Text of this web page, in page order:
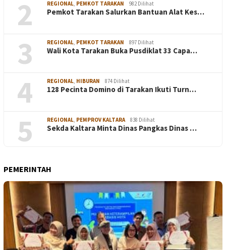
2 REGIONAL, PEMKOT TARAKAN 982 Dilihat
Pemkot Tarakan Salurkan Bantuan Alat Kes…
3 REGIONAL, PEMKOT TARAKAN 897 Dilihat
Wali Kota Tarakan Buka Pusdiklat 33 Capa…
4 REGIONAL, HIBURAN 874 Dilihat
128 Pecinta Domino di Tarakan Ikuti Turn…
5 REGIONAL, PEMPROV KALTARA 838 Dilihat
Sekda Kaltara Minta Dinas Pangkas Dinas …
PEMERINTAH